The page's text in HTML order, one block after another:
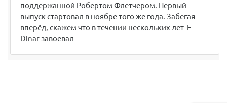
поддержанной Робертом Флетчером. Первый
выпуск стартовал в ноябре того же года. Забегая
вперёд, скажем что в течении нескольких лет E-
Dinar завоевал